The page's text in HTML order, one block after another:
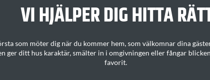
VI HJÄLPER DIG HITTA
som möter dig när du kommer hem, som välkomnar dina
ger ditt hus karaktär, smälter in i omgivningen eller fångar
favorit.